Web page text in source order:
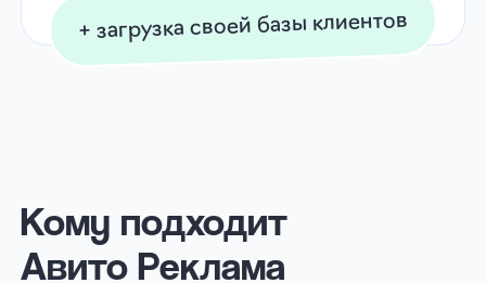
Только для юрлиц и ИП
Как бесплатно